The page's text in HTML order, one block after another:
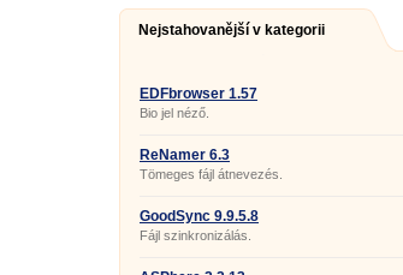
Nejstahovanější v kategorii
EDFbrowser 1.57
Bio jel néző.
ReNamer 6.3
Tömeges fájl átnevezés.
GoodSync 9.9.5.8
Fájl szinkronizálás.